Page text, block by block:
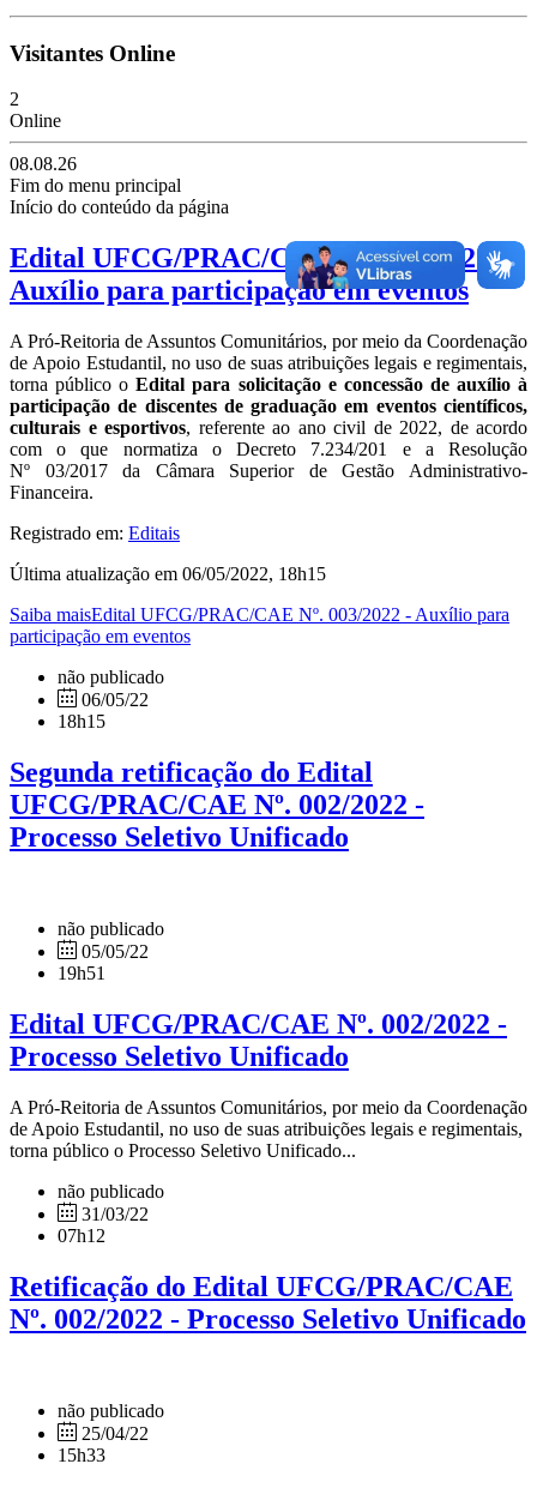
Visitantes Online
2
Online
08.08.26
Fim do menu principal
Início do conteúdo da página
Edital UFCG/PRAC/CAE Nº. 003/2022 -
Auxílio para participação em eventos
A Pró-Reitoria de Assuntos Comunitários, por meio da Coordenação
de Apoio Estudantil, no uso de suas atribuições legais e regimentais,
torna público oEdital para solicitação e concessão de auxílio à
participação de discentes de graduação em eventos científicos,
culturais e esportivos, referente ao ano civil de 2022, de acordo
com o que normatiza o Decreto 7.234/201 e a Resolução
Nº 03/2017 da Câmara Superior de Gestão Administrativo-
Financeira.
Registrado em: Editais
Última atualização em 06/05/2022, 18h15
Saiba maisEdital UFCG/PRAC/CAE Nº. 003/2022 - Auxílio para
participação em eventos
não publicado
06/05/22
18h15
Segunda retificação do Edital
UFCG/PRAC/CAE Nº. 002/2022 -
Processo Seletivo Unificado
não publicado
05/05/22
19h51
Edital UFCG/PRAC/CAE Nº. 002/2022 -
Processo Seletivo Unificado
A Pró-Reitoria de Assuntos Comunitários, por meio da Coordenação
de Apoio Estudantil, no uso de suas atribuições legais e regimentais,
torna público o Processo Seletivo Unificado...
não publicado
31/03/22
07h12
Retificação do Edital UFCG/PRAC/CAE
Nº. 002/2022 - Processo Seletivo Unificado
não publicado
25/04/22
15h33